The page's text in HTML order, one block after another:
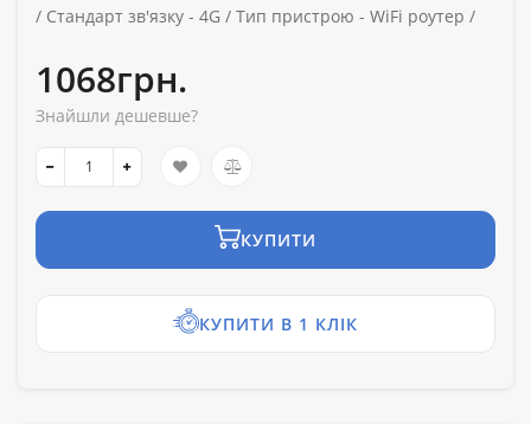
/ Стандарт зв'язку - 4G / Тип пристрою - WiFi роутер /
1068грн.
Знайшли дешевше?
КУПИТИ
КУПИТИ В 1 КЛІК